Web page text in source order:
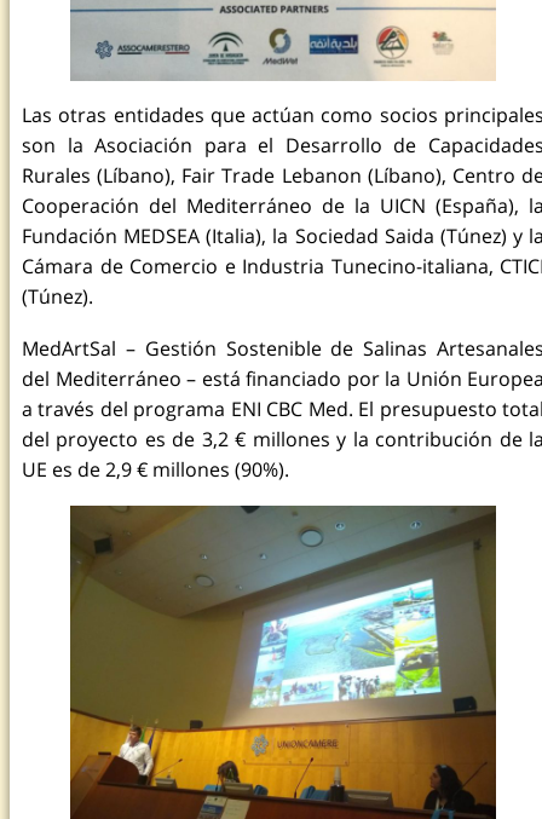
Las otras entidades que actúan como socios
son la Asociación para el Desarrollo de
Rurales (Líbano), Fair Trade Lebanon (Líbano), Centro
Cooperación del Mediterráneo de la UICN (España),
Fundación MEDSEA (Italia), la Sociedad Saida (Túnez) y
Cámara de Comercio e Industria Tunecino-italiana,
(Túnez).
MedArtSal – Gestión Sostenible de Salinas
del Mediterráneo – está financiado por la Unión
a través del programa ENI CBC Med. El presupuesto
del proyecto es de 3,2 € millones y la contribución de
UE es de 2,9 € millones (90%).